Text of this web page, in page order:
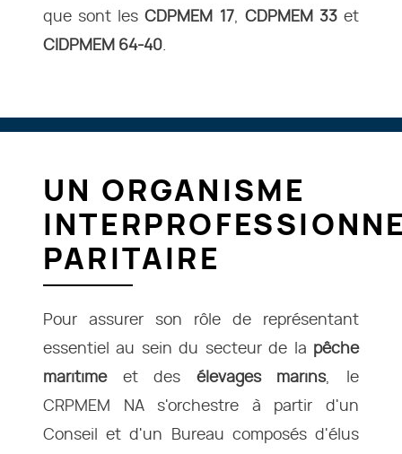
que sont lesCDPMEM 17, CDPMEM 33et
CIDPMEM 64-40
UN ORGANISME
PARITAIRE
Pour assurer son rôle de représentant
essentiel au sein du secteur de la pêche
maritimeet des élevages marins, le
CRPMEM NA s'orchestre à partir d'un
Conseil et d'un Bureau composés d'élus